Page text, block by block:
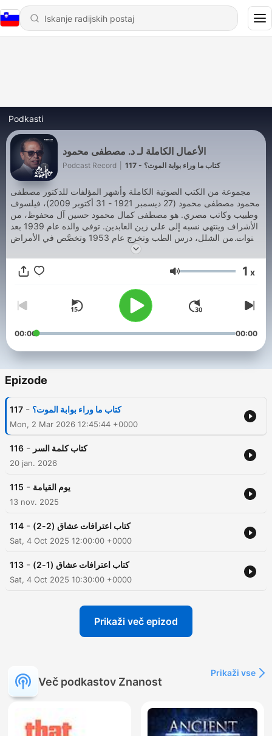
Podkasti
الأعمال الكاملة لـ د. مصطفى محمود
Podcast Record 117 - كتاب ما وراء بوابة الموت؟
مجموعة من الكتب الصوتية الكاملة وأشهر المؤلفات للدكتور مصطفى
محمود مصطفى محمود (27 ديسمبر 1921 - 31 أكتوبر 2009)، فيلسوف
وطبيب وكاتب مصري. هو مصطفى كمال محمود حسين آل محفوظ، من
الأشراف وينتهي نسبه إلى علي زين العابدين. توفي والده عام 1939 بعد
سنوات من الشلل، درس الطب وتخرج عام 1953 وتخصَّص في الأمراض
الزواج بالطلاق عام 1973. رزق بولدين هما "أمل" و"أدهم". تزوج ثانية
عام 1983 من السيدة زينب حمدى وانتهى هذا الزواج أيضا بالطلاق عام
والسياسية إضافة إلى الحكايات والمسرحيات وقصص الرحلات، ويتميز
Glasnost 1 x
00:00 00:00
Epizode
117 - كتاب ما وراء بوابة الموت؟
Mon, 2 Mar 2026 12:45:44 +0000
116 - كتاب كلمة السر
20 jan. 2026
115 - يوم القيامة
13 nov. 2025
114 - كتاب اعترافات عشاق (2-2)
Sat, 4 Oct 2025 12:00:00 +0000
113 - كتاب اعترافات عشاق (1-2)
Sat, 4 Oct 2025 10:30:00 +0000
Prikaži več epizod
Več podkastov Znanost
Prikaži vse